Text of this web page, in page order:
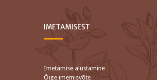
IMETAMISEST
Imetamise alustamine
Õige imemisvõte